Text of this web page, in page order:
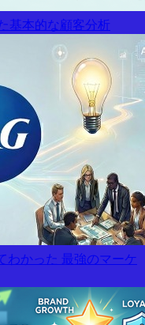
基本的な顧客分析
わかった 最強のマーケ